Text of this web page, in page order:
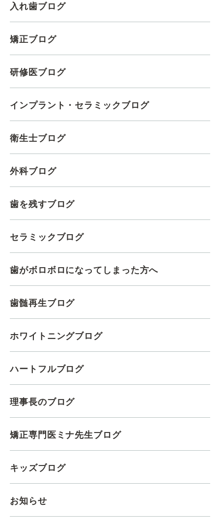
入れ歯ブログ
矯正ブログ
研修医ブログ
インプラント・セラミックブログ
衛生士ブログ
外科ブログ
歯を残すブログ
セラミックブログ
歯がボロボロになってしまった方へ
歯髄再生ブログ
ホワイトニングブログ
ハートフルブログ
理事長のブログ
矯正専門医ミナ先生ブログ
キッズブログ
お知らせ